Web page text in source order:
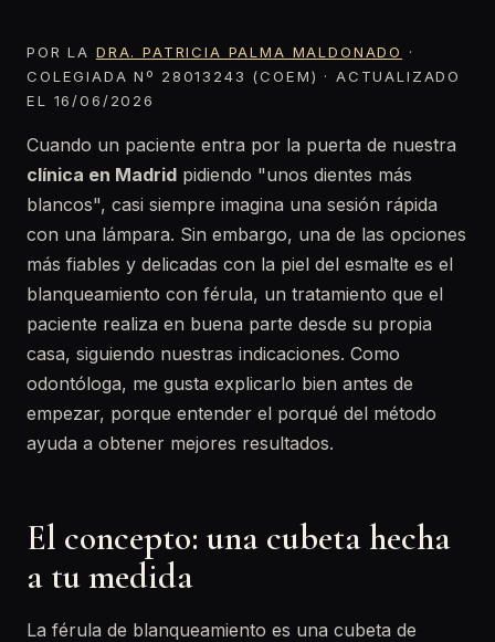
POR LA DRA. PATRICIA PALMA MALDONADO
·
COLEGIADA Nº 28013243 (COEM) · ACTUALIZADO
EL 16/06/2026
Cuando un paciente entra por la puerta de nuestra
clínica en Madrid pidiendo "unos dientes más
blancos", casi siempre imagina una sesión rápida
con una lámpara. Sin embargo, una de las opciones
más fiables y delicadas con la piel del esmalte es el
blanqueamiento con férula, un tratamiento que el
paciente realiza en buena parte desde su propia
casa, siguiendo nuestras indicaciones. Como
odontóloga, me gusta explicarlo bien antes de
empezar, porque entender el porqué del método
ayuda a obtener mejores resultados.
El concepto: una cubeta hecha
a tu medida
La férula de blanqueamiento es una cubeta de